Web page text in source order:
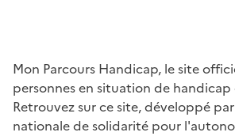
Mon Parcours Handicap, le site
personnes en situation de handicap
Retrouvez sur ce site, développé par
nationale de solidarité pour